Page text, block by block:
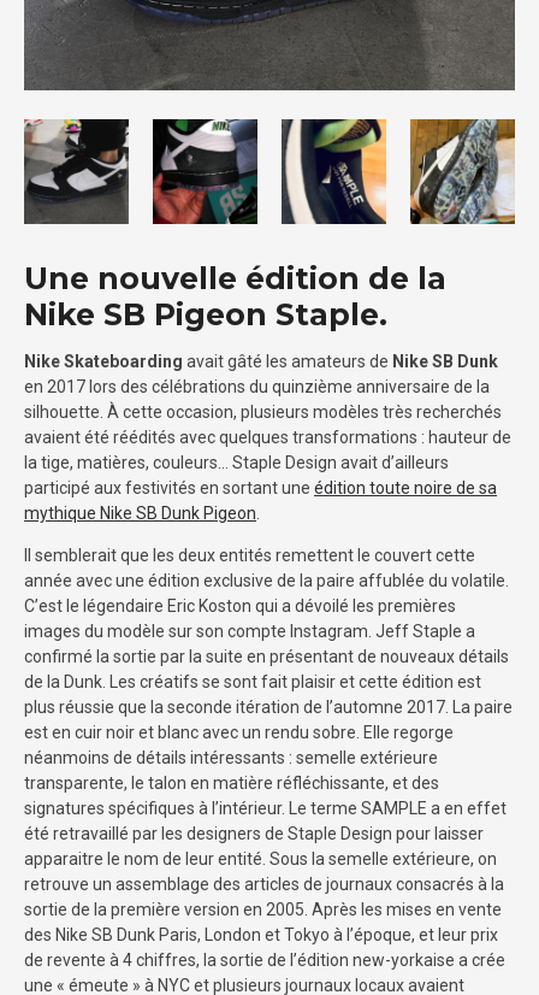
Une nouvelle édition de la
Nike SB Pigeon Staple.
Nike Skateboarding avait gâté les amateurs de Nike SB Dunk
en 2017 lors des célébrations du quinzième anniversaire de la
silhouette. À cette occasion, plusieurs modèles très recherchés
avaient été réédités avec quelques transformations : hauteur de
la tige, matières, couleurs… Staple Design avait d’ailleurs
participé aux festivités en sortant une édition toute noire de sa
mythique Nike SB Dunk Pigeon.
Il semblerait que les deux entités remettent le couvert cette
année avec une édition exclusive de la paire affublée du volatile.
C’est le légendaire Eric Koston qui a dévoilé les premières
images du modèle sur son compte Instagram. Jeff Staple a
confirmé la sortie par la suite en présentant de nouveaux détails
de la Dunk. Les créatifs se sont fait plaisir et cette édition est
plus réussie que la seconde itération de l’automne 2017. La paire
est en cuir noir et blanc avec un rendu sobre. Elle regorge
néanmoins de détails intéressants : semelle extérieure
transparente, le talon en matière réfléchissante, et des
signatures spécifiques à l’intérieur. Le terme SAMPLE a en effet
été retravaillé par les designers de Staple Design pour laisser
apparaitre le nom de leur entité. Sous la semelle extérieure, on
retrouve un assemblage des articles de journaux consacrés à la
sortie de la première version en 2005. Après les mises en vente
des Nike SB Dunk Paris, London et Tokyo à l’époque, et leur prix
de revente à 4 chiffres, la sortie de l’édition new-yorkaise a crée
une « émeute » à NYC et plusieurs journaux locaux avaient